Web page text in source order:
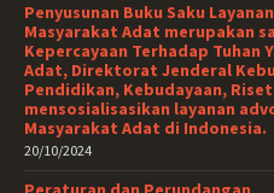
Penyusunan Buku Saku
Masyarakat Adat merupakan
Kepercayaan Terhadap Tuhan
Adat, Direktorat Jenderal
Pendidikan, Kebudayaan,
mensosialisasikan layanan
Masyarakat Adat di Indonesia.
20/10/2024